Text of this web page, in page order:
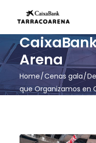
Arena
Home Cenas gala
que Organizamos en